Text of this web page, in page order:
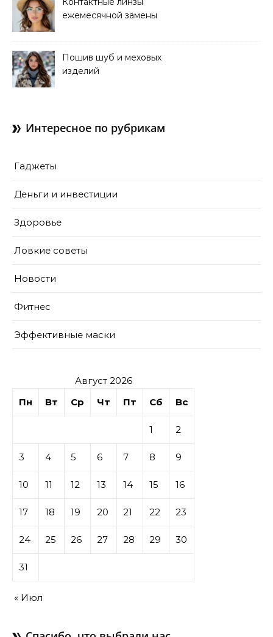
ежемесячной замены
Пошив шуб и меховых
изделий
Интересное по рубрикам
Гаджеты
Деньги и инвестиции
Здоровье
Ловкие советы
Новости
Фитнес
Эффективные маски
Август 2026
Пн
Вт Ср Чт Пт Сб Вс
1 2
3 4 5 6 7 8 9
10 11 12 13 14 15 16
17 18 19 20 21 22 23
24 25 26 27 28 29 30
31
« Июл